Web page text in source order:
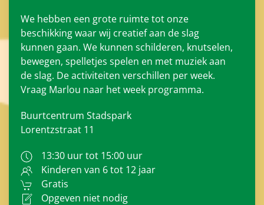
We hebben een grote ruimte tot onze
beschikking waar wij creatief aan de slag
kunnen gaan. We kunnen schilderen, knutselen,
bewegen, spelletjes spelen en met muziek aan
de slag. De activiteiten verschillen per week.
Vraag Marlou naar het week programma.
Buurtcentrum Stadspark
Lorentzstraat 11
13:30 uur tot 15:00 uur
Kinderen van 6 tot 12 jaar
Gratis
Opgeven niet nodig